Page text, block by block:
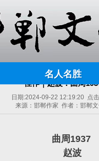
名人名胜
佳作｜赵波：曲周
日期:2024-09-22 12:19:20点
来源：邯郸作家 作者：邯郸文
曲周1937
赵波